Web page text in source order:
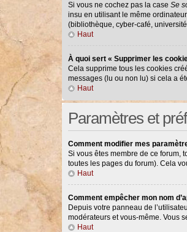
Si vous ne cochez pas la case Se
insu en utilisant le même
(bibliothèque, cyber-café,
Haut
À quoi sert « Supprimer les
Cela supprime tous les cookies
messages (lu ou non lu) si cela a
Haut
Paramètres et
Comment modifier mes
Si vous êtes membre de ce forum,
toutes les pages du forum). Cela
Haut
Comment empêcher mon nom
Depuis votre panneau de
modérateurs et vous-même. Vous
Haut